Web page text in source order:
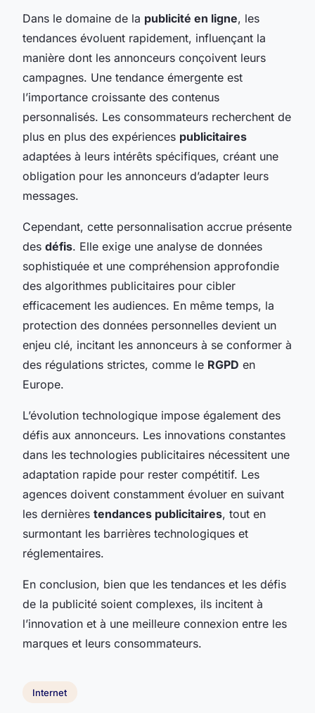
Dans le domaine de la publicité en ligne, les
tendances évoluent rapidement, influençant la
manière dont les annonceurs conçoivent leurs
campagnes. Une tendance émergente est
l’importance croissante des contenus
personnalisés. Les consommateurs recherchent de
plus en plus des expériences publicitaires
adaptées à leurs intérêts spécifiques, créant une
obligation pour les annonceurs d’adapter leurs
messages.
Cependant, cette personnalisation accrue présente
des défis. Elle exige une analyse de données
sophistiquée et une compréhension approfondie
des algorithmes publicitaires pour cibler
efficacement les audiences. En même temps, la
protection des données personnelles devient un
enjeu clé, incitant les annonceurs à se conformer à
des régulations strictes, comme le RGPD en
Europe.
L’évolution technologique impose également des
défis aux annonceurs. Les innovations constantes
dans les technologies publicitaires nécessitent une
adaptation rapide pour rester compétitif. Les
agences doivent constamment évoluer en suivant
les dernières tendances publicitaires, tout en
surmontant les barrières technologiques et
réglementaires.
En conclusion, bien que les tendances et les défis
de la publicité soient complexes, ils incitent à
l’innovation et à une meilleure connexion entre les
marques et leurs consommateurs.
Internet